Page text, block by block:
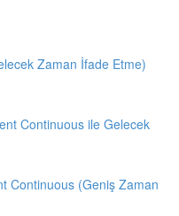
Zaman İfade Etme)
Continuous ile Gelecek
Continuous (Geniş Zaman